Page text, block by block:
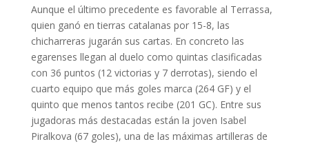
Aunque el último precedente es favorable al Terrassa,
quien ganó en tierras catalanas por 15-8, las
chicharreras jugarán sus cartas. En concreto las
egarenses llegan al duelo como quintas clasificadas
con 36 puntos (12 victorias y 7 derrotas), siendo el
cuarto equipo que más goles marca (264 GF) y el
quinto que menos tantos recibe (201 GC). Entre sus
jugadoras más destacadas están la joven Isabel
Piralkova (67 goles), una de las máximas artilleras de